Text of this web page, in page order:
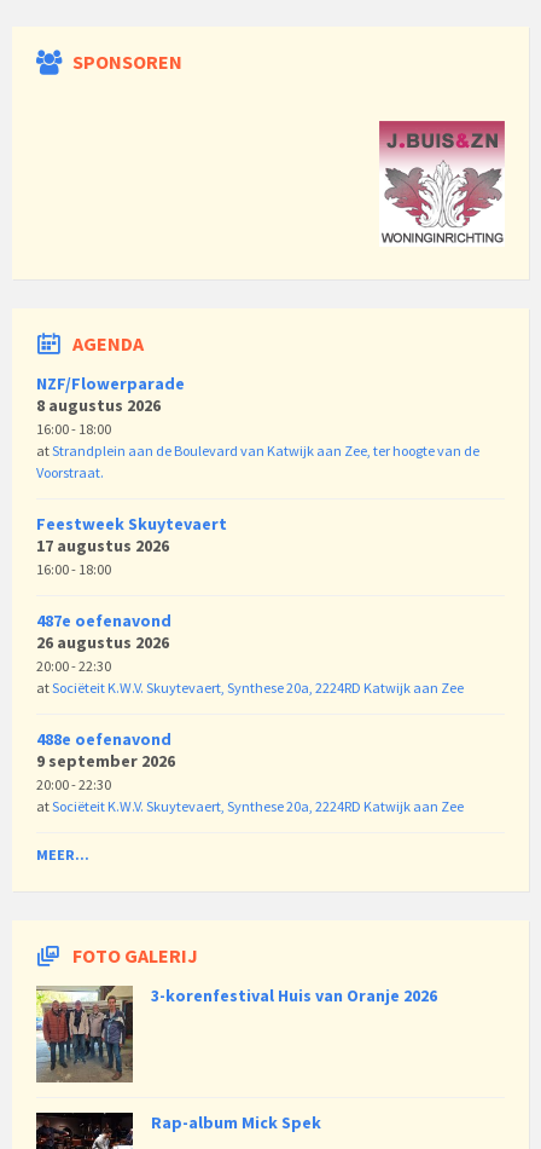
SPONSOREN
AGENDA
NZF/Flowerparade
8 augustus 2026
16:00 - 18:00
atStrandplein aan de Boulevard van Katwijk aan Zee, ter hoogte van de
Voorstraat.
Feestweek Skuytevaert
17 augustus 2026
16:00 - 18:00
487e oefenavond
26 augustus 2026
20:00 - 22:30
atSociëteit K.W.V. Skuytevaert, Synthese 20a, 2224RD Katwijk aan Zee
488e oefenavond
9 september 2026
20:00 - 22:30
atSociëteit K.W.V. Skuytevaert, Synthese 20a, 2224RD Katwijk aan Zee
MEER...
FOTO GALERIJ
3-korenfestival Huis van Oranje 2026
Rap-album Mick Spek